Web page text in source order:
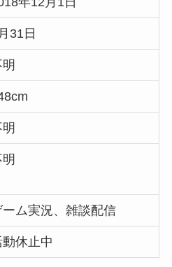
31日
ーム実況、雑談配信
動休止中